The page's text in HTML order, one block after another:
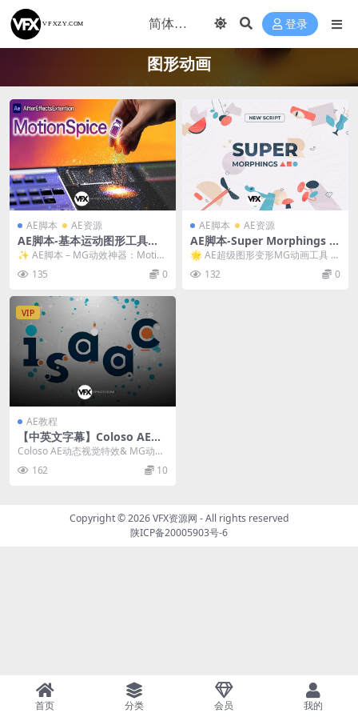
登录
图形动画
AE脚本 AE资源
AE脚本-基本运动图形工具包
MG动效库预设 MotionSpice
✨ AE脚本 – MG动效神器：Motion
135 0
AE脚本 AE资源
AE脚本-Super Morphings v
1.0.6 超级图形变形MG动画工
具 + 使用教程
🌟 AE超级图形变形MG动画工具 S
132 0
VIP
AE教程
【中英文字幕】Coloso AE动
态图形创意视觉特效MG动画
Coloso AE动态视觉特效& MG动画
入门教程（含工程文件） 本教程...
162 10
Copyright © 2026VFX资源网 - All rights reserved
陕ICP备20005903号-6
首页 分类 会员 我的